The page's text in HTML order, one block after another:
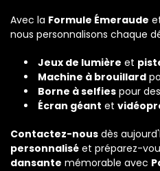
Avec la Formule Émeraude
nous personnalisons chaque
Jeux de lumière et
Machine à brouillard
Borne à selfies pour
Écran géant et
Contactez-nous dès
personnalisé et préparez-
dansante mémorable avec